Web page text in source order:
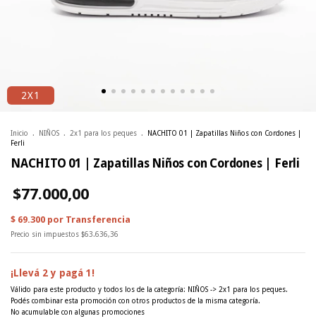
2X1
Inicio . NIÑOS . 2x1 para los peques .
NACHITO 01 | Zapatillas Niños con Cordones |
Ferli
NACHITO 01 | Zapatillas Niños con Cordones | Ferli
$77.000,00
Precio sin impuestos $63.636,36
¡Llevá 2 y pagá 1!
Válido para este producto y todos los de la categoría: NIÑOS -> 2x1 para los peques.
Podés combinar esta promoción con otros productos de la misma categoría.
No acumulable con algunas promociones